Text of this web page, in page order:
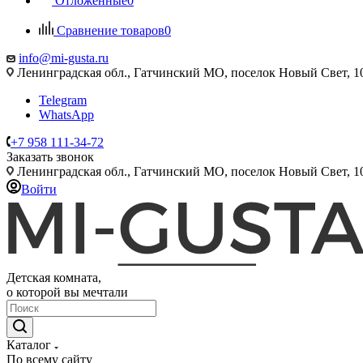
Сравнение товаров0
info@mi-gusta.ru
Ленинградская обл., Гатчинский МО, поселок Новый Свет,
Telegram
WhatsApp
+7 958 111-34-72
Заказать звонок
Ленинградская обл., Гатчинский МО, поселок Новый Свет,
Войти
Детская комната,
о которой вы мечтали
Каталог
По всему сайту